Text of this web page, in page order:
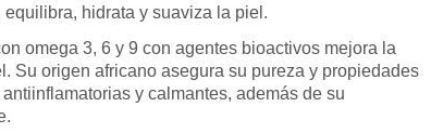
equilibra, hidrata y suaviza la piel.
omega 3, 6 y 9 con agentes bioactivos mejora la
Su origen africano asegura su pureza y propiedades
y calmantes, además de su